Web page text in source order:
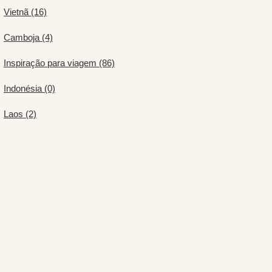
Vietnã (16)
Camboja (4)
Inspiração para viagem (86)
Indonésia (0)
Laos (2)